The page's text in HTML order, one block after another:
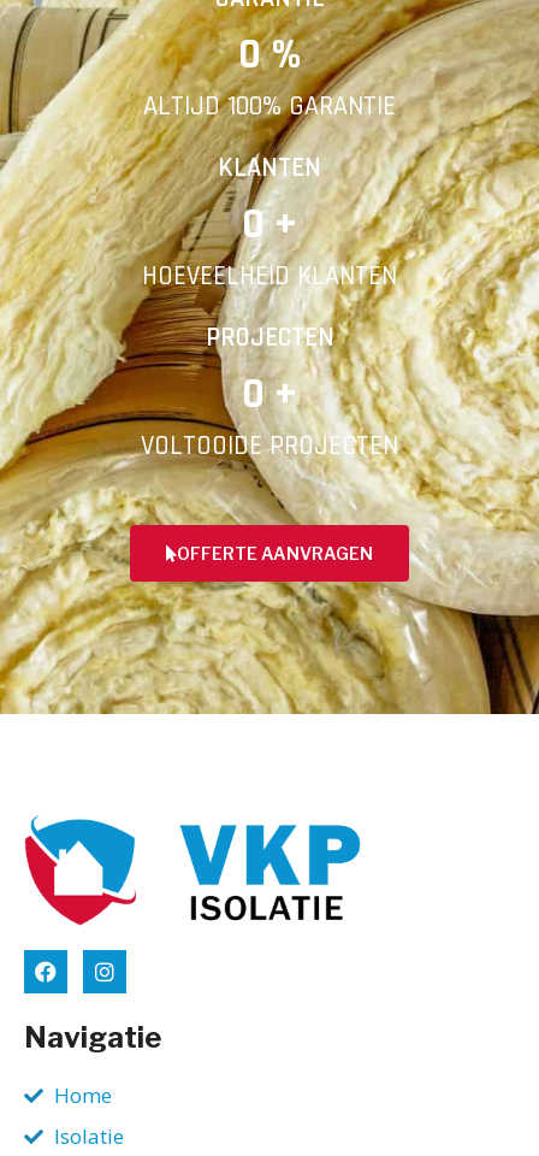
E-mail
Telefoonnummer
Vorige
0 %
ALTIJD 100% GARANTIE
KLANTEN
0 +
HOEVEELHEID KLANTEN
PROJECTEN
0 +
VOLTOOIDE PROJECTEN
OFFERTE AANVRAGEN
Navigatie
Home
Isolatie